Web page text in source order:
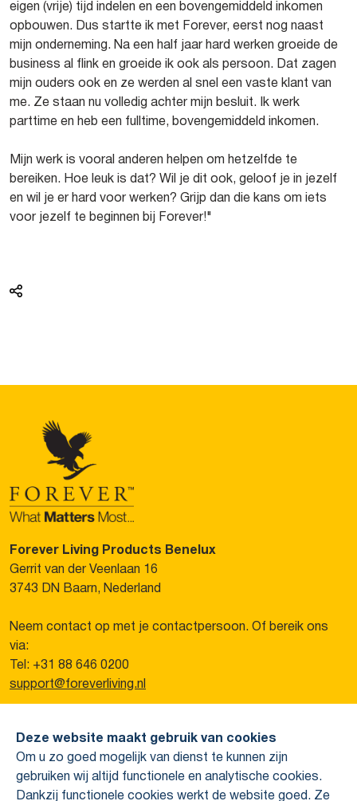
Deze website maakt gebruik van cookies
Om u zo goed mogelijk van dienst te kunnen zijn
gebruiken wij altijd functionele en analytische cookies.
Dankzij functionele cookies werkt de website goed. Ze
eigen (vrije) tijd indelen en een bovengemiddeld inkomen
opbouwen. Dus startte ik met Forever, eerst nog naast
mijn onderneming. Na een half jaar hard werken groeide de
business al flink en groeide ik ook als persoon. Dat zagen
mijn ouders ook en ze werden al snel een vaste klant van
me. Ze staan nu volledig achter mijn besluit. Ik werk
parttime en heb een fulltime, bovengemiddeld inkomen.
Mijn werk is vooral anderen helpen om hetzelfde te
bereiken. Hoe leuk is dat? Wil je dit ook, geloof je in jezelf
en wil je er hard voor werken? Grijp dan die kans om iets
voor jezelf te beginnen bij Forever!"
Forever Living Products Benelux
Gerrit van der Veenlaan 16
3743 DN Baarn, Nederland
Neem contact op met je contactpersoon. Of bereik ons
via:
Tel: +31 88 646 0200
support@foreverliving.nl
Privacy verklaring
Colofon
Over Forever
Wie zijn wij?